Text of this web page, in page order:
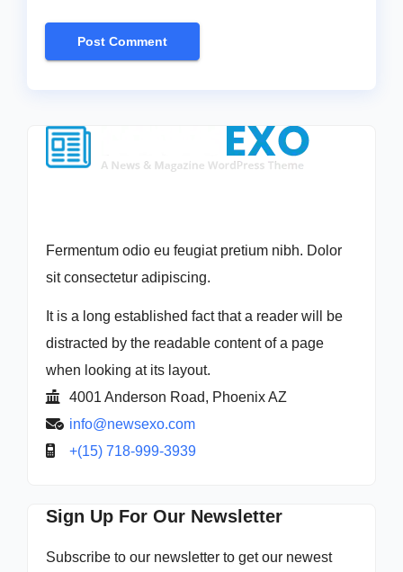
Fermentum odio eu feugiat pretium nibh. Dolor
sit consectetur adipiscing.
It is a long established fact that a reader will be
distracted by the readable content of a page
when looking at its layout.
4001 Anderson Road, Phoenix AZ
info@newsexo.com
+(15) 718-999-3939
Sign Up For Our Newsletter
Subscribe to our newsletter to get our newest